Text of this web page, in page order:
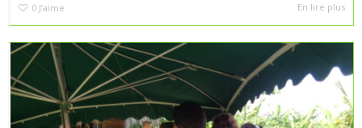
0 J’aime En lire plus